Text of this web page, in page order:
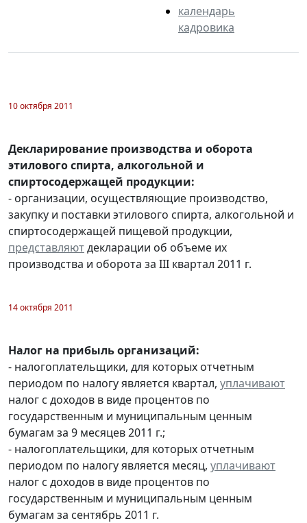
календарь
кадровика
10 октября 2011
Декларирование производства и оборота
этилового спирта, алкогольной и
спиртосодержащей продукции:
- организации, осуществляющие производство,
закупку и поставки этилового спирта, алкогольной и
спиртосодержащей пищевой продукции,
представляютдекларации об объеме их
производства и оборота за III квартал 2011 г.
14 октября 2011
Налог на прибыль организаций:
- налогоплательщики, для которых отчетным
периодом по налогу является квартал, уплачивают
налог с доходов в виде процентов по
государственным и муниципальным ценным
бумагам за 9 месяцев 2011 г.;
- налогоплательщики, для которых отчетным
периодом по налогу является месяц, уплачивают
налог с доходов в виде процентов по
государственным и муниципальным ценным
бумагам за сентябрь 2011 г.